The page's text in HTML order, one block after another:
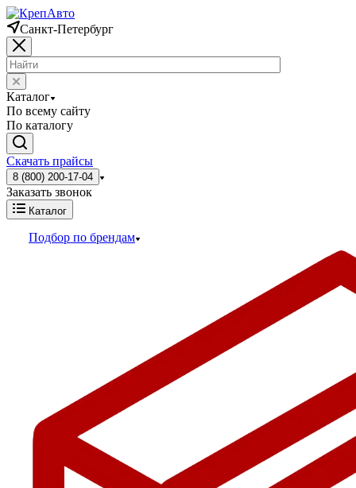
Санкт-Петербург
Каталог
По всему сайту
По каталогу
Скачать прайсы
8 (800) 200-17-04
Заказать звонок
Каталог
Подбор по брендам